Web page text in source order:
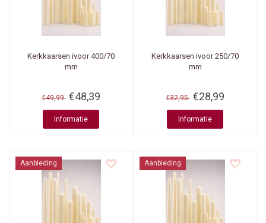
Kerkkaarsen ivoor 400/70
mm
€49,99 €48,39
Informatie
Kerkkaarsen ivoor 250/70
mm
€32,95 €28,99
Informatie
Aanbieding Aanbieding